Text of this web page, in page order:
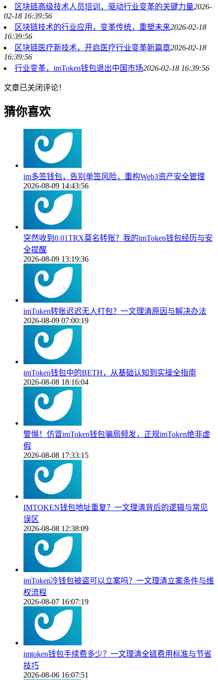
区块链高级技术人员培训，驱动行业变革的关键力量2026-
02-18 16:39:56
区块链技术的行业应用，变革传统，重塑未来2026-02-18
16:39:56
区块链医疗新技术，开启医疗行业变革新篇章2026-02-18
16:39:56
行业变革，imToken钱包退出中国市场2026-02-18 16:39:56
文章已关闭评论！
猜你喜欢
im多签钱包，告别单签风险，重构Web3资产安全管理
2026-08-09 14:43:56
突然收到0.01TRX莫名转账？我的imToken钱包经历与安
全提醒
2026-08-09 13:19:36
imToken转账迟迟无人打包？一文理清原因与解决办法
2026-08-09 07:00:19
imToken钱包中的BETH，从基础认知到实操全指南
2026-08-08 18:16:04
警惕！仿冒imToken钱包骗局频发，正规imToken绝非虚
假
2026-08-08 17:33:15
IMTOKEN钱包地址重复？一文理清背后的逻辑与常见
误区
2026-08-08 12:38:09
imToken冷钱包被盗可以立案吗？一文理清立案条件与维
权流程
2026-08-07 16:07:19
imtoken钱包手续费多少？一文理清全链费用标准与节省
技巧
2026-08-06 16:07:51